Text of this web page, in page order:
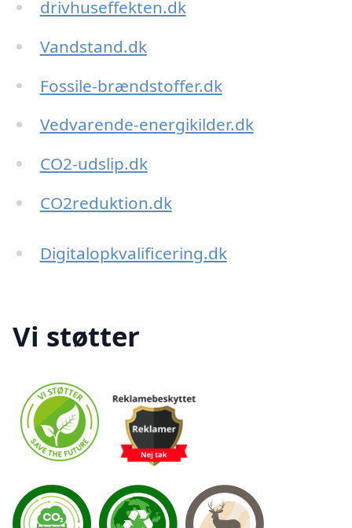
drivhuseffekten.dk
Vandstand.dk
Fossile-brændstoffer.dk
Vedvarende-energikilder.dk
CO2-udslip.dk
CO2reduktion.dk
Digitalopkvalificering.dk
Vi støtter